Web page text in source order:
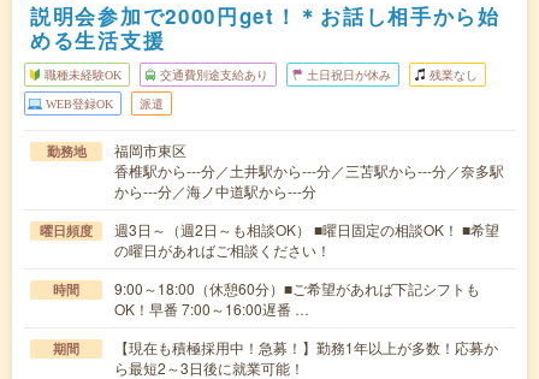
説明会参加で2000円get！＊お話し相手から始
める生活支援
職種未経験OK 交通費別途支給あり 土日祝日が休み 残業なし
WEB登録OK 派遣
勤務地
福岡市東区
香椎駅から---分／土井駅から---分／三苫駅から---分／奈多駅
から---分／海ノ中道駅から---分
曜日頻度
週3日～（週2日～も相談OK） ■曜日固定の相談OK！ ■希望
の曜日があればご相談ください！
時間
9:00～18:00（休憩60分）■ご希望があれば下記シフトも
OK！早番 7:00～16:00遅番 …
期間
【現在も積極採用中！急募！】勤務1年以上が多数！応募か
ら最短2～3日後に就業可能！